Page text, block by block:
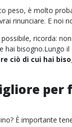
peso, è molto
rinunciare. E noi
ricorda:
hai bisogno.Lungo
ciò di cui hai
per
È importante